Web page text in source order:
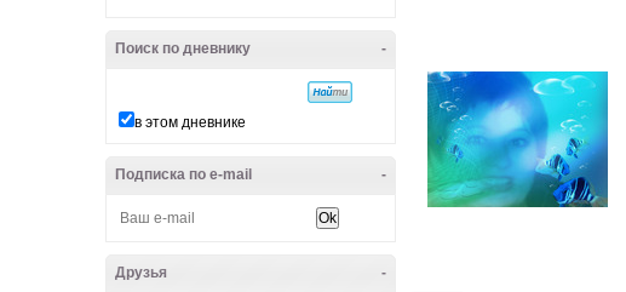
-
Поиск по дневнику
в этом дневнике
-
Подписка по e-mail
-
Друзья